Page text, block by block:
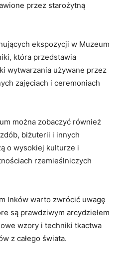
przez starożytną
ekspozycji ​w Muzeum
która przedstawia
wytwarzania używane przez
zajęciach i ceremoniach
można zobaczyć również
​biżuterii i innych
o wysokiej ‍kulturze i
rzemieślniczych
Inków warto ​zwrócić uwagę
są prawdziwym arcydziełem⁢
⁤wzory i techniki tkactwa
z ‌całego⁤ świata.